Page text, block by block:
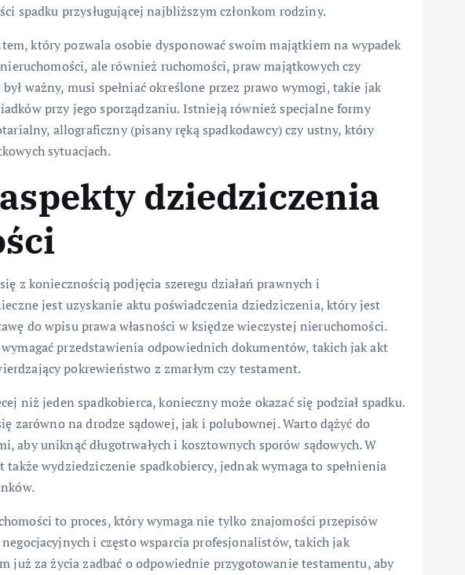
spadku przysługującej najbliższym członkom rodziny.
który pozwala osobie dysponować swoim majątkiem na wypadek
ale również ruchomości, praw majątkowych czy
ważny, musi spełniać określone przez prawo wymogi, takie jak
przy jego sporządzaniu. Istnieją również specjalne formy
allograficzny (pisany ręką spadkodawcy) czy ustny, który
sytuacjach.
dziedziczenia
z koniecznością podjęcia szeregu działań prawnych i
jest uzyskanie aktu poświadczenia dziedziczenia, który jest
do wpisu prawa własności w księdze wieczystej nieruchomości.
przedstawienia odpowiednich dokumentów, takich jak akt
pokrewieństwo z zmarłym czy testament.
niż jeden spadkobierca, konieczny może okazać się podział spadku.
zarówno na drodze sądowej, jak i polubownej. Warto dążyć do
aby uniknąć długotrwałych i kosztownych sporów sądowych. W
wydziedziczenie spadkobiercy, jednak wymaga to spełnienia
to proces, który wymaga nie tylko znajomości przepisów
i często wsparcia profesjonalistów, takich jak
już za życia zadbać o odpowiednie przygotowanie testamentu, aby